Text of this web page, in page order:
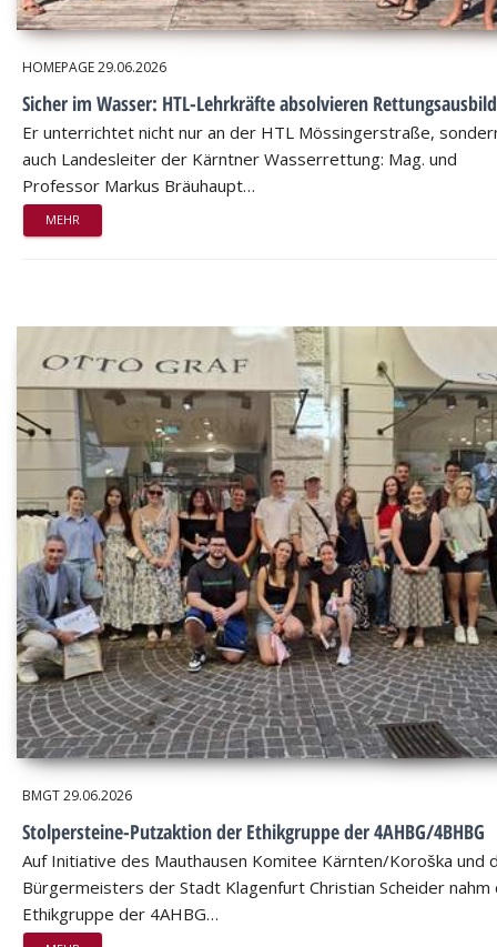
HOMEPAGE29.06.2026
Sicher im Wasser: HTL-Lehrkräfte absolvieren
Er unterrichtet nicht nur an der HTL Mössingerstraße,
auch Landesleiter der Kärntner Wasserrettung: Mag. und
Professor Markus Bräuhaupt…
MEHR
BMGT29.06.2026
Stolpersteine-Putzaktion der Ethikgruppe der 4AHBG/4BHBG
Auf Initiative des Mauthausen Komitee Kärnten/Koroška und
Bürgermeisters der Stadt Klagenfurt Christian Scheider nahm
Ethikgruppe der 4AHBG…